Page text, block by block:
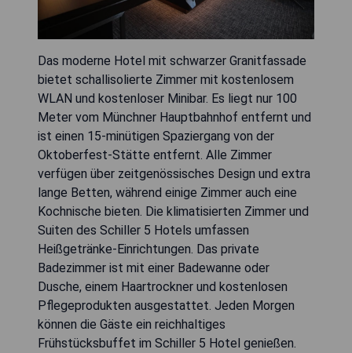
Das moderne Hotel mit schwarzer Granitfassade
bietet schallisolierte Zimmer mit kostenlosem
WLAN und kostenloser Minibar. Es liegt nur 100
Meter vom Münchner Hauptbahnhof entfernt und
ist einen 15-minütigen Spaziergang von der
Oktoberfest-Stätte entfernt. Alle Zimmer
verfügen über zeitgenössisches Design und extra
lange Betten, während einige Zimmer auch eine
Kochnische bieten. Die klimatisierten Zimmer und
Suiten des Schiller 5 Hotels umfassen
Heißgetränke-Einrichtungen. Das private
Badezimmer ist mit einer Badewanne oder
Dusche, einem Haartrockner und kostenlosen
Pflegeprodukten ausgestattet. Jeden Morgen
können die Gäste ein reichhaltiges
Frühstücksbuffet im Schiller 5 Hotel genießen.